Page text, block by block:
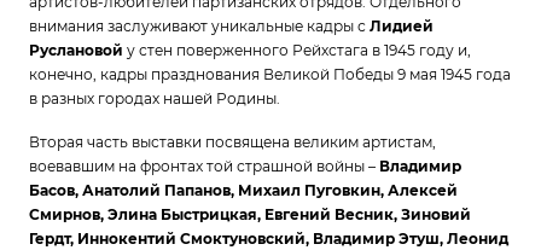
внимания заслуживают уникальные кадры с Лидией
Руслановой у стен поверженного Рейхстага в 1945 году и,
конечно, кадры празднования Великой Победы 9 мая 1945 года
в разных городах нашей Родины.
Вторая часть выставки посвящена великим артистам,
воевавшим на фронтах той страшной войны – Владимир
Басов, Анатолий Папанов, Михаил Пуговкин, Алексей
Смирнов, Элина Быстрицкая, Евгений Весник, Зиновий
Гердт, Иннокентий Смоктуновский, Владимир Этуш, Леонид